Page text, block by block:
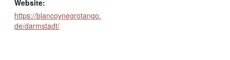
Website:
https://blancoynegrotango.
de/darmstadt/